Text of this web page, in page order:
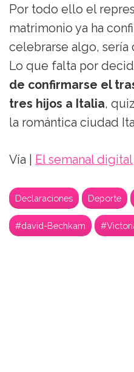
Por todo ello el
matrimonio ya ha
celebrarse algo, sería
Lo que falta por
de confirmarse el
tres hijos a Italia,
la romántica ciudad
Vía | El semanal digital
Declaraciones Deporte
#david-Bechkam